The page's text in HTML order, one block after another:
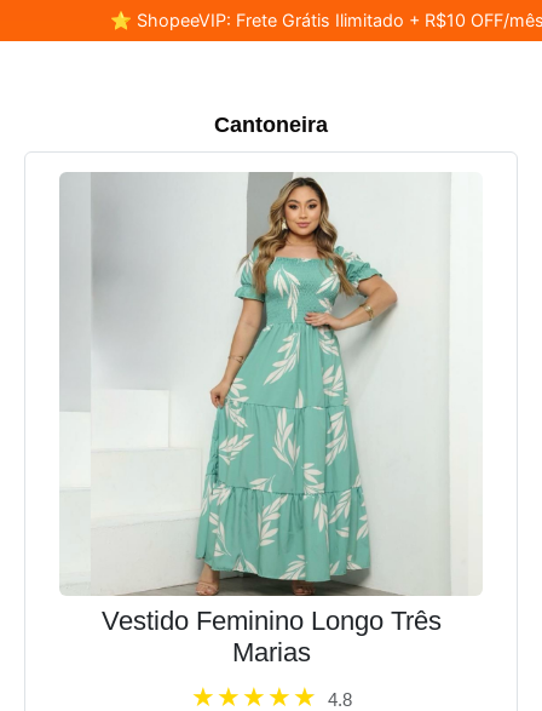
⭐ ShopeeVIP: Frete Grátis Ilimitado + R$10 OFF/
Cantoneira
Vestido Feminino Longo Três
Marias
4.8